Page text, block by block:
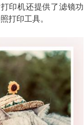
印机还提供了滤镜功
打印工具。